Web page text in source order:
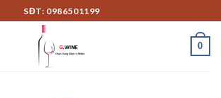
SĐT: 0986501199
0